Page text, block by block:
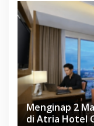
Menginap 2
di Atria Hotel